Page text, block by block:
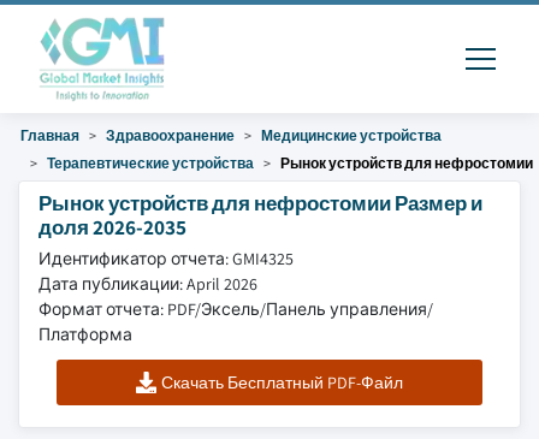
Главная Здравоохранение
Медицинские устройства
Терапевтические устройства
Рынок устройств для нефростомии
Рынок устройств для нефростомии Размер и
доля 2026-2035
Идентификатор отчета: GMI4325
Дата публикации: April 2026
Формат отчета: PDF/Эксель/Панель управления/
Платформа
Скачать Бесплатный PDF-Файл